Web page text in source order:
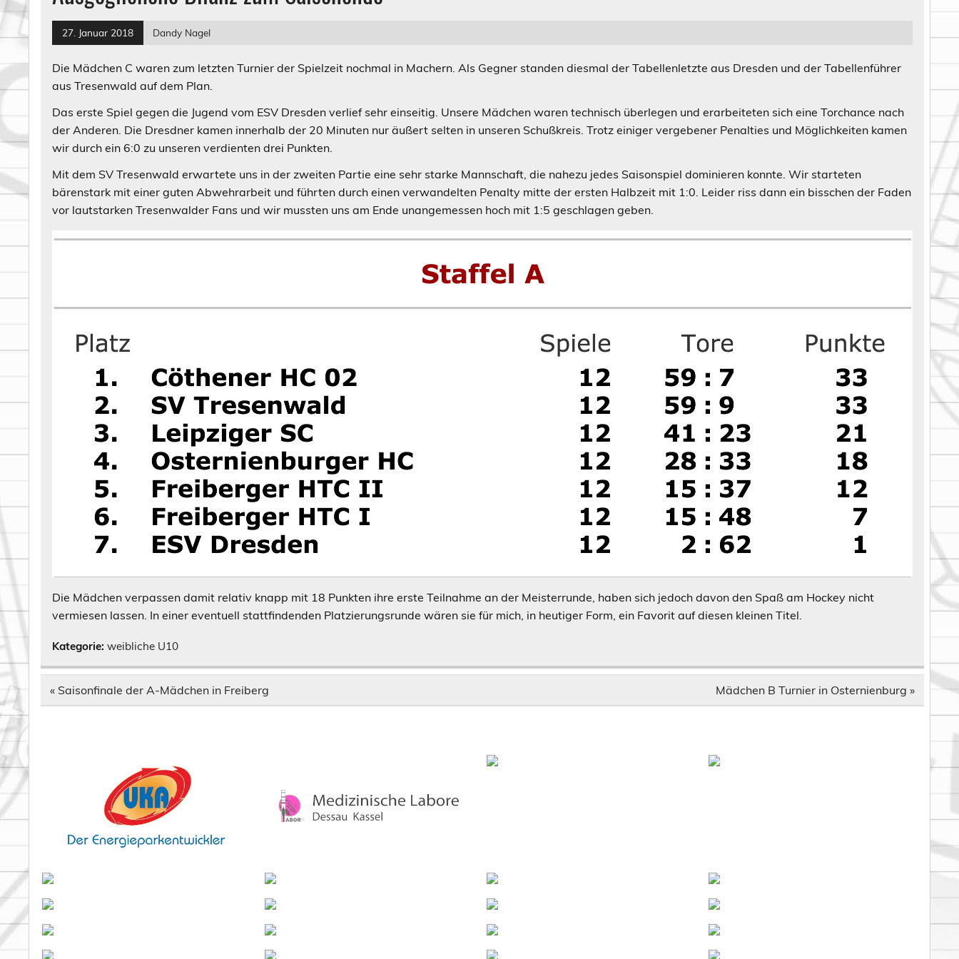
27. Januar 2018 Dandy Nagel
Die Mädchen C waren zum letzten Turnier der Spielzeit nochmal in Machern. Als Gegner standen diesmal der Tabellenletzte aus Dresden und der Tabellenführer
aus Tresenwald auf dem Plan.
Das erste Spiel gegen die Jugend vom ESV Dresden verlief sehr einseitig. Unsere Mädchen waren technisch überlegen und erarbeiteten sich eine Torchance nach
der Anderen. Die Dresdner kamen innerhalb der 20 Minuten nur äußert selten in unseren Schußkreis. Trotz einiger vergebener Penalties und Möglichkeiten kamen
wir durch ein 6:0 zu unseren verdienten drei Punkten.
Mit dem SV Tresenwald erwartete uns in der zweiten Partie eine sehr starke Mannschaft, die nahezu jedes Saisonspiel dominieren konnte. Wir starteten
bärenstark mit einer guten Abwehrarbeit und führten durch einen verwandelten Penalty mitte der ersten Halbzeit mit 1:0. Leider riss dann ein bisschen der Faden
vor lautstarken Tresenwalder Fans und wir mussten uns am Ende unangemessen hoch mit 1:5 geschlagen geben.
Die Mädchen verpassen damit relativ knapp mit 18 Punkten ihre erste Teilnahme an der Meisterrunde, haben sich jedoch davon den Spaß am Hockey nicht
vermiesen lassen. In einer eventuell stattfindenden Platzierungsrunde wären sie für mich, in heutiger Form, ein Favorit auf diesen kleinen Titel.
Kategorie:weibliche U10
Beitragsnavigation
« Saisonfinale der A-Mädchen in Freiberg Mädchen B Turnier in Osternienburg »